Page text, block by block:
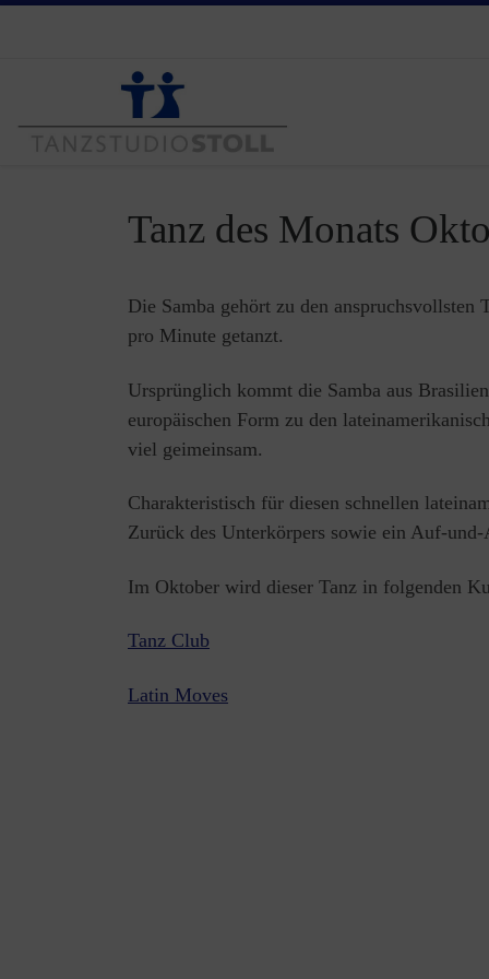
Tanz des Monats
Die Samba gehört zu den
pro Minute getanzt.
Ursprünglich kommt die Samba aus
europäischen Form zu den
viel geimeinsam.
Charakteristisch für diesen schnellen
Zurück des Unterkörpers sowie ein Auf-
Im Oktober wird dieser Tanz in folgenden
Tanz Club
Latin Moves